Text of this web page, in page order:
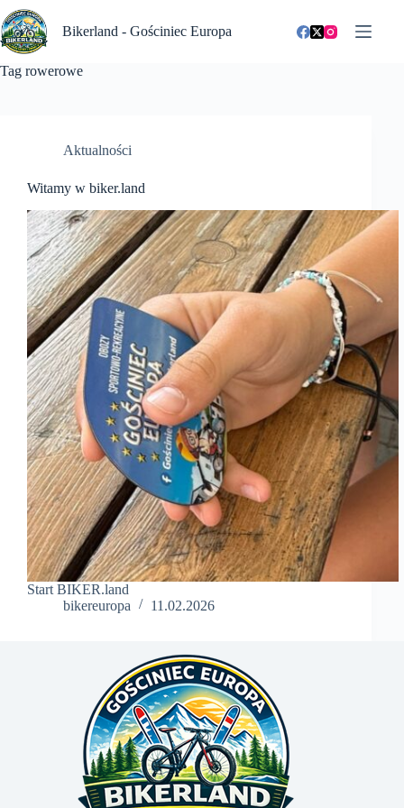
Przejdź
do
treści
Bikerland - Gościniec Europa
Tag rowerowe
Aktualności
Witamy w biker.land
Start BIKER.land
bikereuropa
11.02.2026